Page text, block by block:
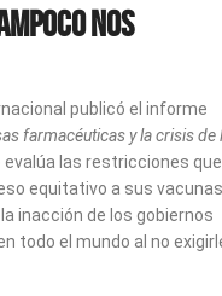
nos
publicó el informe
farmacéuticas y la crisis de
evalúa las restricciones
equitativo a sus vacunas
inacción de los gobiernos
todo el mundo al no